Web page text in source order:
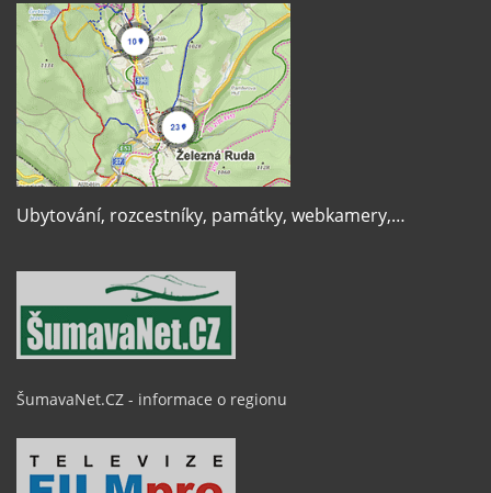
Ubytování, rozcestníky, památky, webkamery,…
ŠumavaNet.CZ - informace o regionu